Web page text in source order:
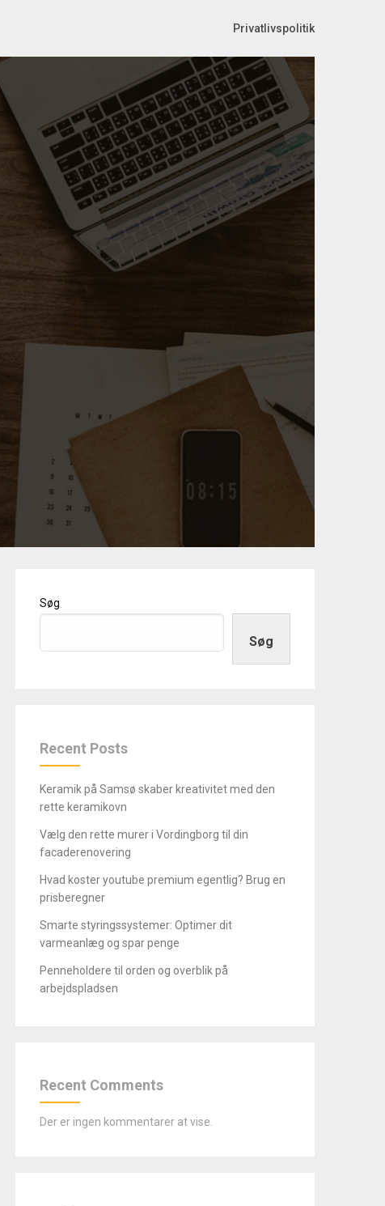
Privatlivspolitik
Søg
Søg
Recent Posts
Keramik på Samsø skaber kreativitet med den
rette keramikovn
Vælg den rette murer i Vordingborg til din
facaderenovering
Hvad koster youtube premium egentlig? Brug en
prisberegner
Smarte styringssystemer: Optimer dit
varmeanlæg og spar penge
Penneholdere til orden og overblik på
arbejdspladsen
Recent Comments
Der er ingen kommentarer at vise.